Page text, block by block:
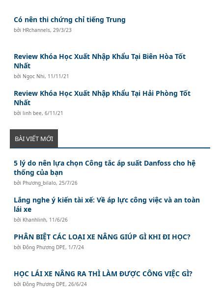
Có nên thi chứng chỉ tiếng Trung
bởi HRchannels,29/3/23
Review Khóa Học Xuất Nhập Khẩu Tại Biên Hòa Tốt
Nhất
bởi Ngọc Nhi, 11/11/21
Review Khóa Học Xuất Nhập Khẩu Tại Hải Phòng Tốt
Nhất
bởilinh bee,6/11/21
BÀI VIẾT MỚI
5 lý do nên lựa chọn Công tắc áp suất Danfoss cho hệ
thống của bạn
bởi Phương_bilalo,25/7/26
Lắng nghe ý kiến tài xế: Về áp lực công việc và an toàn
lái xe
bởi Khanhlinh, 11/6/26
PHÂN BIỆT CÁC LOẠI XE NÂNG GIÚP GÌ KHI ĐI HỌC?
bởiĐông Phương DPE, 1/7/24
HỌC LÁI XE NÂNG RA THÌ LÀM ĐƯỢC CÔNG VIỆC GÌ?
bởiĐông Phương DPE,26/6/24